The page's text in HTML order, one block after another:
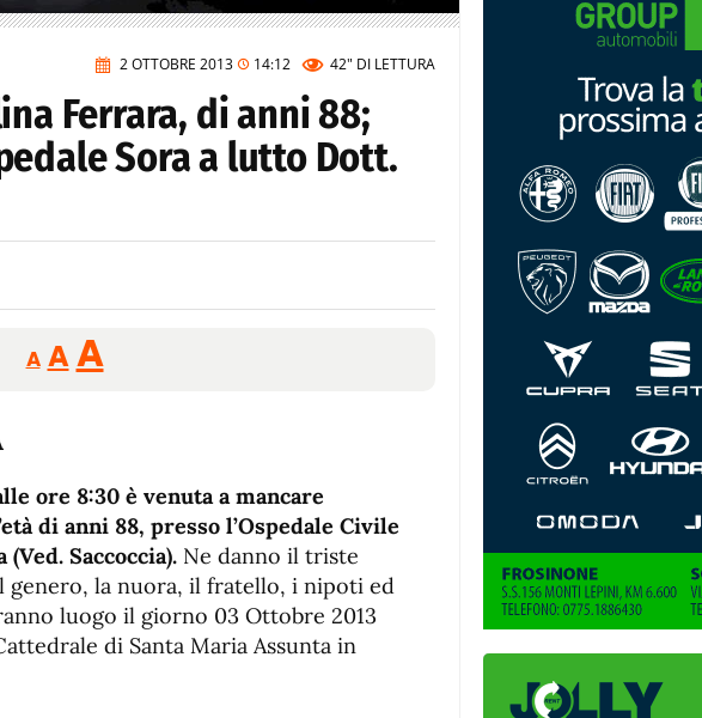
2 OTTOBRE 2013 14:12 42" DI LETTURA
Ferrara, di anni 88;
Sora a lutto Dott.
A
Reducir
tamaño
A Restablecer
tamaño
AAumentar
fuente.
ore 8:30 è venuta a mancare
di anni 88, presso l’Ospedale Civile
Saccoccia). Ne danno il triste
genero, la nuora, il fratello, i nipoti ed
luogo il giorno 03 Ottobre 2013
di Santa Maria Assunta in